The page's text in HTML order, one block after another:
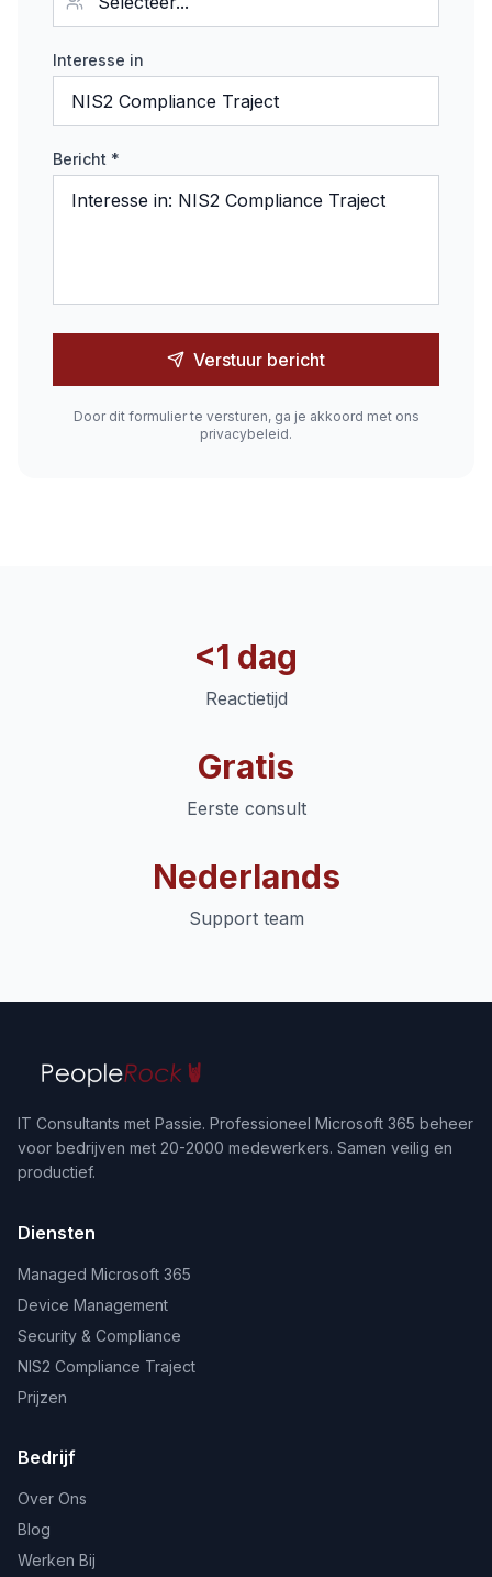
Interesse in
Bericht *
Verstuur bericht
Door dit formulier te versturen, ga je akkoord met ons
privacybeleid.
<1 dag
Reactietijd
Gratis
Eerste consult
Nederlands
Support team
IT Consultants met Passie. Professioneel Microsoft 365 beheer
voor bedrijven met 20-2000 medewerkers. Samen veilig en
productief.
Diensten
Managed Microsoft 365
Device Management
Security & Compliance
NIS2 Compliance Traject
Prijzen
Bedrijf
Over Ons
Blog
Werken Bij